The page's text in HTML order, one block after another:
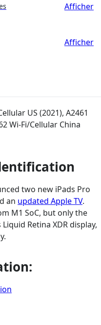
Afficher
Afficher
US (2021), A2461
Wi-Fi/Cellular China
two new iPads Pro
an updated Apple TV.
M1 SoC, but only the
Retina XDR display,